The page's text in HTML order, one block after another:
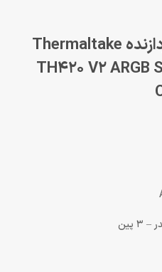
خرید فن خنک کننده پردازنده Thermaltake
TH420 V2 ARGB